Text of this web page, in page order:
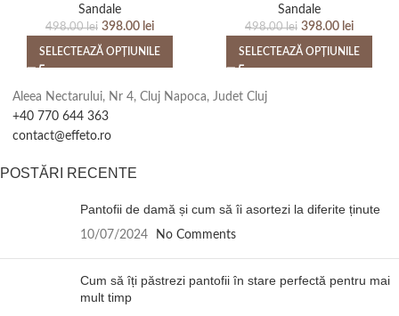
Sandale
498.00lei 398.00 lei
SELECTEAZĂ OPȚIUNILE
Sandale
498.00lei 398.00 lei
SELECTEAZĂ OPȚIUNILE
Aleea Nectarului, Nr 4, Cluj Napoca, Judet Cluj
+40 770 644 363
contact@effeto.ro
POSTĂRI RECENTE
Pantofii de damă și cum să îi asortezi la diferite ținute
10/07/2024 No Comments
Cum să îți păstrezi pantofii în stare perfectă pentru mai
mult timp